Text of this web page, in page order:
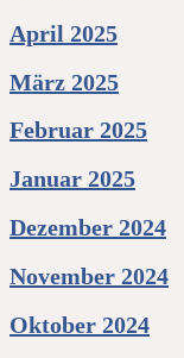
April 2025
März 2025
Februar 2025
Januar 2025
Dezember 2024
November 2024
Oktober 2024